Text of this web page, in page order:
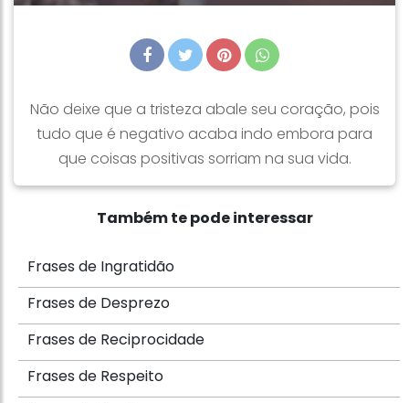
Não deixe que a tristeza abale seu coração, pois
tudo que é negativo acaba indo embora para
que coisas positivas sorriam na sua vida.
Também te pode interessar
Frases de Ingratidão
Frases de Desprezo
Frases de Reciprocidade
Frases de Respeito